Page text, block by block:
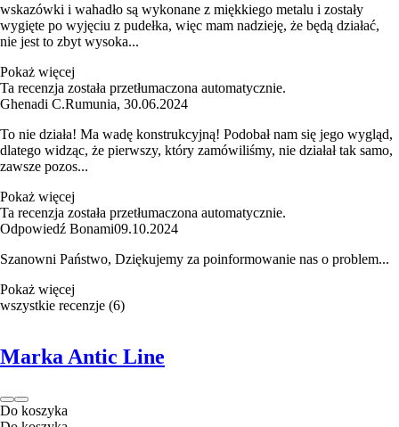
wskazówki i wahadło są wykonane z miękkiego metalu i zostały
wygięte po wyjęciu z pudełka, więc mam nadzieję, że będą działać,
nie jest to zbyt wysoka...
Pokaż więcej
Ta recenzja została przetłumaczona automatycznie.
Ghenadi C.Rumunia, 30.06.2024
To nie działa! Ma wadę konstrukcyjną! Podobał nam się jego wygląd,
dlatego widząc, że pierwszy, który zamówiliśmy, nie działał tak samo,
zawsze pozos...
Pokaż więcej
Ta recenzja została przetłumaczona automatycznie.
Odpowiedź Bonami09.10.2024
Szanowni Państwo, Dziękujemy za poinformowanie nas o problem...
Pokaż więcej
wszystkie recenzje (6)
Marka Antic Line
Do koszyka